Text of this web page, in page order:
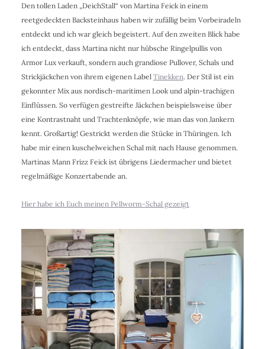
Den tollen Laden „DeichStall“ von Martina Feick in einem
reetgedeckten Backsteinhaus haben wir zufällig beim Vorbeiradeln
entdeckt und ich war gleich begeistert. Auf den zweiten Blick habe
ich entdeckt, dass Martina nicht nur hübsche Ringelpullis von
Armor Lux verkauft, sondern auch grandiose Pullover, Schals und
Strickjäckchen von ihrem eigenen Label Tinekken. Der Stil ist ein
gekonnter Mix aus nordisch-maritimen Look und alpin-trachigen
Einflüssen. So verfügen gestreifte Jäckchen beispielsweise über
eine Kontrastnaht und Trachtenknöpfe, wie man das von Jankern
kennt. Großartig! Gestrickt werden die Stücke in Thüringen. Ich
habe mir einen kuschelweichen Schal mit nach Hause genommen.
Martinas Mann Frizz Feick ist übrigens Liedermacher und bietet
regelmäßige Konzertabende an.
Hier habe ich Euch meinen Pellworm-Schal gezeigt